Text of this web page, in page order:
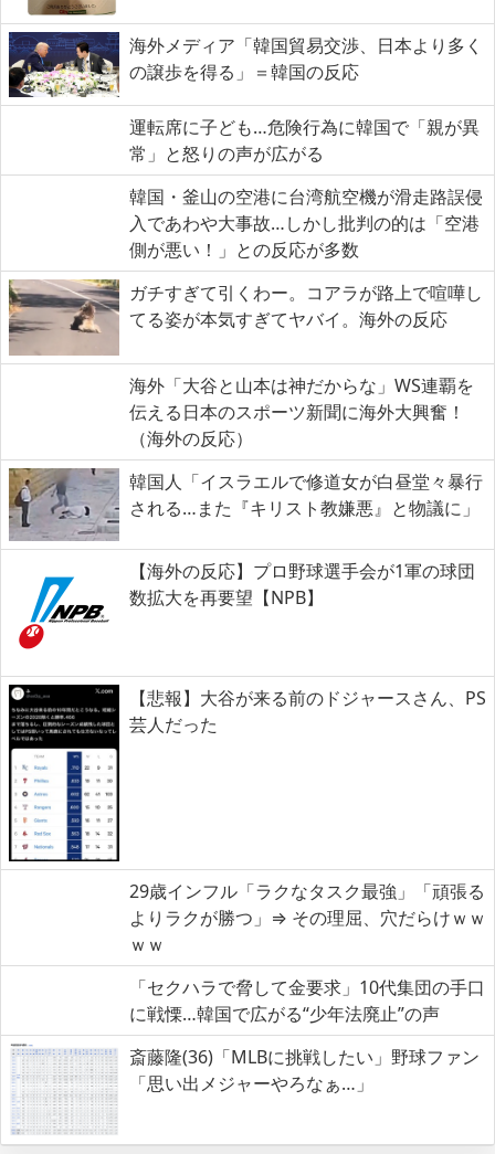
海外メディア「韓国貿易交渉、日本より多く
の譲歩を得る」＝韓国の反応
運転席に子ども…危険行為に韓国で「親が異
常」と怒りの声が広がる
韓国・釜山の空港に台湾航空機が滑走路誤侵
入であわや大事故…しかし批判の的は「空港
側が悪い！」との反応が多数
ガチすぎて引くわー。コアラが路上で喧嘩し
てる姿が本気すぎてヤバイ。海外の反応
海外「大谷と山本は神だからな」WS連覇を
伝える日本のスポーツ新聞に海外大興奮！
（海外の反応）
韓国人「イスラエルで修道女が白昼堂々暴行
される…また『キリスト教嫌悪』と物議に」
【海外の反応】プロ野球選手会が1軍の球団
数拡大を再要望【NPB】
【悲報】大谷が来る前のドジャースさん、PS
芸人だった
29歳インフル「ラクなタスク最強」「頑張る
よりラクが勝つ」⇒ その理屈、穴だらけｗｗ
ｗｗ
「セクハラで脅して金要求」10代集団の手口
に戦慄…韓国で広がる“少年法廃止”の声
斎藤隆(36)「MLBに挑戦したい」野球ファン
「思い出メジャーやろなぁ…」